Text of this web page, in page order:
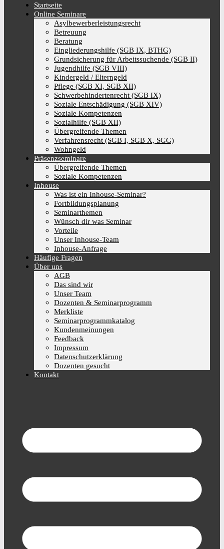
Startseite
Online Seminare
Asylbewerberleistungsrecht
Betreuung
Beratung
Eingliederungshilfe (SGB IX, BTHG)
Grundsicherung für Arbeitssuchende (SGB II)
Jugendhilfe (SGB VIII)
Kindergeld / Elterngeld
Pflege (SGB XI, SGB XII)
Schwerbehindertenrecht (SGB IX)
Soziale Entschädigung (SGB XIV)
Soziale Kompetenzen
Sozialhilfe (SGB XII)
Übergreifende Themen
Verfahrensrecht (SGB I, SGB X, SGG)
Wohngeld
Präsenzseminare
Übergreifende Themen
Soziale Kompetenzen
Inhouse
Was ist ein Inhouse-Seminar?
Fortbildungsplanung
Seminarthemen
Wünsch dir was Seminar
Vorteile
Unser Inhouse-Team
Inhouse-Anfrage
Häufige Fragen
Über uns
AGB
Das sind wir
Unser Team
Dozenten & Seminarprogramm
Merkliste
Seminarprogrammkatalog
Kundenmeinungen
Feedback
Impressum
Datenschutzerklärung
Dozenten gesucht
Kontakt